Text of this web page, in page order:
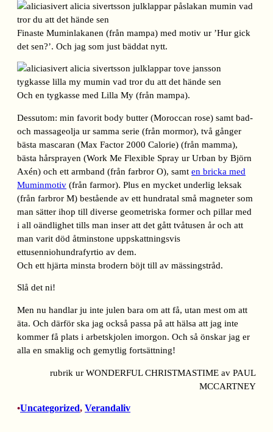
Finaste Muminlakanen (från mampa) med motiv ur ’Hur gick
det sen?’. Och jag som just bäddat nytt.
Och en tygkasse med Lilla My (från mampa).
Dessutom: min favorit body butter (Moroccan rose) samt bad-
och massageolja ur samma serie (från mormor), två gånger
bästa mascaran (Max Factor 2000 Calorie) (från mamma),
bästa hårsprayen (Work Me Flexible Spray ur Urban by Björn
Axén) och ett armband (från farbror O), samt en bricka med
Muminmotiv (från farmor). Plus en mycket underlig leksak
(från farbror M) bestående av ett hundratal små magneter som
man sätter ihop till diverse geometriska former och pillar med
i all oändlighet tills man inser att det gått tvåtusen år och att
man varit död åtminstone uppskattningsvis
ettusenniohundrafyrtio av dem.
Och ett hjärta minsta brodern böjt till av mässingstråd.
Slå det ni!
Men nu handlar ju inte julen bara om att få, utan mest om att
äta. Och därför ska jag också passa på att hälsa att jag inte
kommer få plats i arbetskjolen imorgon. Och så önskar jag er
alla en smaklig och gemytlig fortsättning!
rubrik ur WONDERFUL CHRISTMASTIME av PAUL
MCCARTNEY
•Uncategorized, Verandaliv